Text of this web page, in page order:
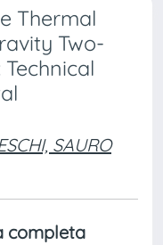
Thermal
Two-
SAURO
completa